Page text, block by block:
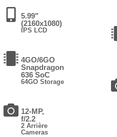
5.99"
(2160x1080)
IPS LCD
4GO/6GO
Snapdragon
636 SoC
64GO Storage
12-MP,
f/2.2
2 Arrière
Cameras